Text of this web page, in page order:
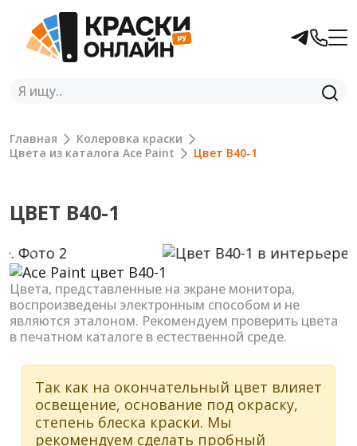
Главная
Колеровка краски
Цвета из каталога Ace Paint
Цвет B40-1
ЦВЕТ B40-1
Previous Next
Цвета, представленные на экране монитора,
воспроизведены электронным способом и не
являются эталоном. Рекомендуем проверить цвета
в печатном каталоге в естественной среде.
Так как на окончательный цвет влияет
освещение, основание под окраску,
степень блеска краски. Мы
рекомендуем сделать пробный